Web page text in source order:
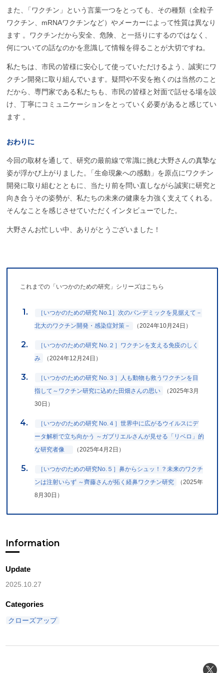
また
「ワクチン」という言葉一つをとっても、その種類（全粒子
ワクチン、mRNAワクチンなど）やメーカーによって性質は異なり
ます 。ワクチンだから安全、危険、と一括りにするのではなく、
何についての話なのかを意識して情報を得ることが大切ですね。
私たちは、市民の皆様に安心して使っていただけるよう、誠実にワ
クチン開発に取り組んでいます。疑問や不安を抱くのは当然のこと
だから、専門家である私たちも、市民の皆様と対面で話せる場を設
け、丁寧にコミュニケーションをとっていく必要があると感じてい
ます 。
おわりに
今回の取材を通して、研究の最前線で常識に挑む大野さんの真摯な
姿が浮かび上がりました。
「生命現象への感動」を原点にワクチン
開発に取り組むとともに、当たり前を問い直しながら誠実に研究と
向き合うその姿勢が、私たちの未来の健康を力強く支えてくれる。
そんなことを感じさせていただくインタビューでした。
大野さんお忙しい中、ありがとうございました！
これまでの「いつかのための研究」シリーズはこちら
［いつかのための研究 No.1］次のパンデミックを見据えて－
北大のワクチン開発・感染症対策－
（2024年10月24日）
［いつかのための研究 No.２］ワクチンを支える免疫のしく
み
（2024年12月24日）
［いつかのための研究 No.３］人も動物も救うワクチンを目
指して～ワクチン研究に込めた田畑さんの思い
（2025年3月
30日）
［いつかのための研究 No.４］世界中に広がるウイルスにデ
ータ解析で立ち向かう ～ガブリエルさんが見せる「リベロ」的
な研究者像
（2025年4月2日）
［いつかのための研究No.５］鼻からシュッ！？未来のワクチ
ンは注射いらず ～齊藤さんが拓く経鼻ワクチン研究
（2025年
8月30日）
Information
Update
2025.10.27
Categories
クローズアップ